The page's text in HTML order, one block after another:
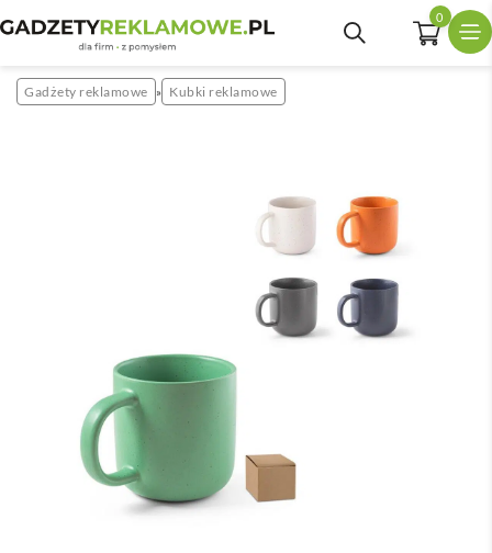
0
Gadżety reklamowe » Kubki reklamowe